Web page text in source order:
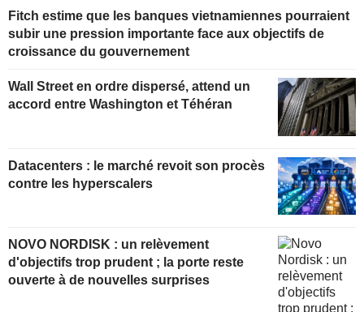
Fitch estime que les banques vietnamiennes pourraient
subir une pression importante face aux objectifs de
croissance du gouvernement
Wall Street en ordre dispersé, attend un
accord entre Washington et Téhéran
Datacenters : le marché revoit son procès
contre les hyperscalers
NOVO NORDISK : un relèvement
d'objectifs trop prudent ; la porte reste
ouverte à de nouvelles surprises